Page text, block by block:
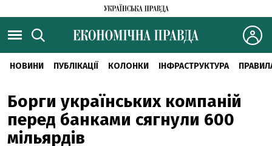
НОВИНИ ПУБЛІКАЦІЇ КОЛОНКИ ІНФРАСТРУКТУРА
Борги українських компаній
перед банками сягнули 600
мільярдів